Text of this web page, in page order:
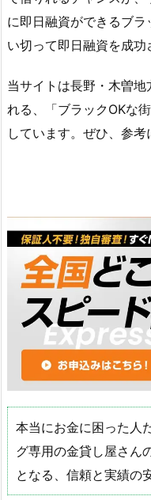
に即日融資ができるブ
い切って即日融資を成功
当サイトは長野・木曽
れる、「ブラックOKな
しています。ぜひ、参考
本当にお金に困った人
グ専用の金貸し屋さん
となる、信頼と実績の